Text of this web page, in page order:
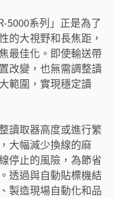
5000系列」正是為了
的大視野和長焦距，
最佳化。即使輸送帶
改變，也無需調整讀
範圍，實現穩定讀
讀取器高度或進行繁
大幅減少換線的麻
停止的風險，為節省
透過與自動貼標機結
製造現場自動化和品